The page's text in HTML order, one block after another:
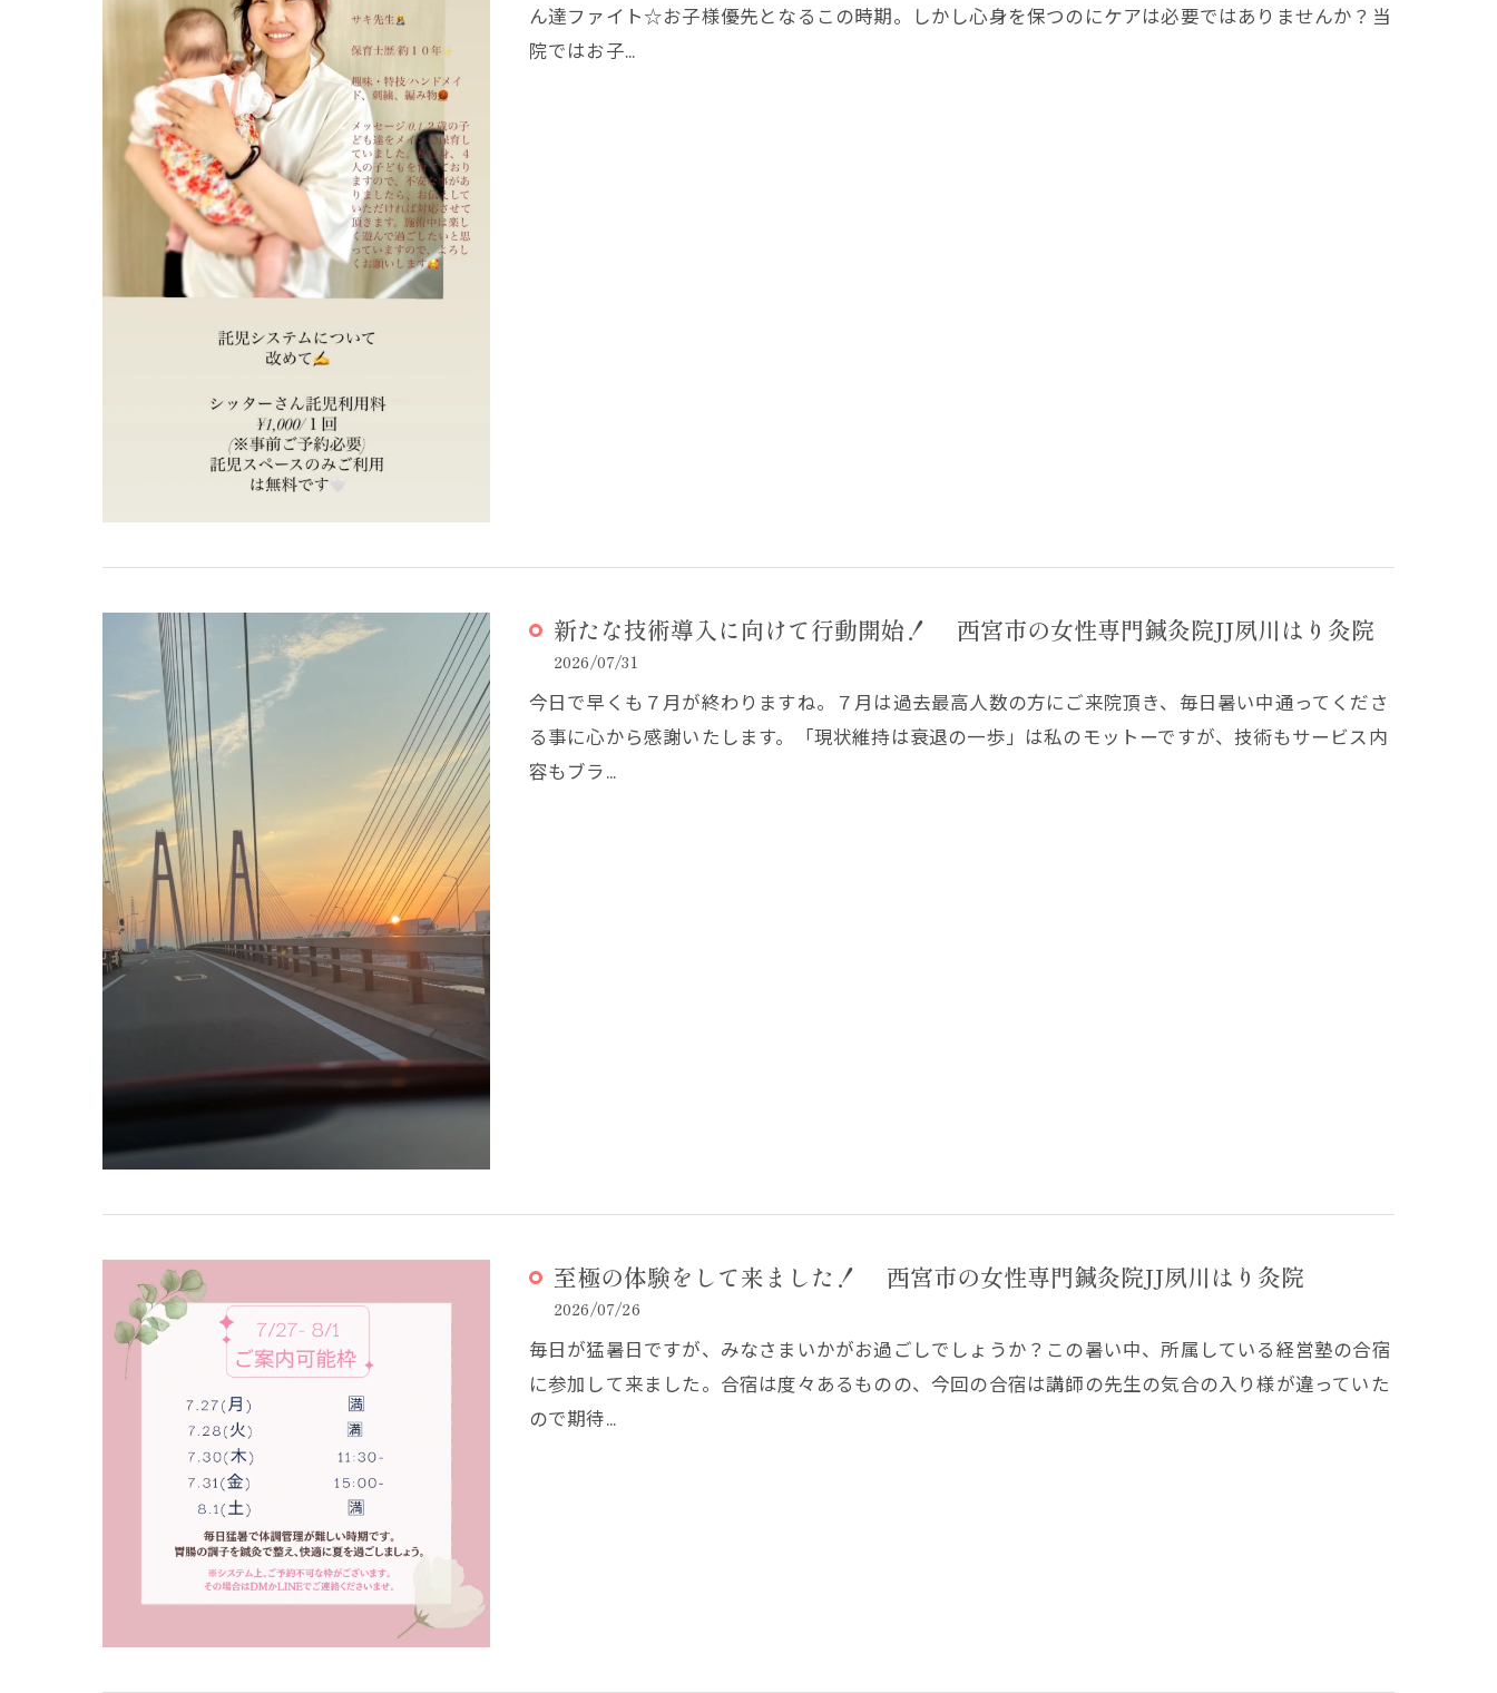
ん達ファイト☆お子様優先となるこの時期。しかし心身を保つのにケアは必要ではありませんか？当
院ではお子…
新たな技術導入に向けて行動開始！ 西宮市の女性専門鍼灸院JJ夙川はり灸院
2026/07/31
今日で早くも７月が終わりますね。７月は過去最高人数の方にご来院頂き、毎日暑い中通ってくださ
る事に心から感謝いたします。「現状維持は衰退の一歩」は私のモットーですが、技術もサービス内
容もブラ…
至極の体験をして来ました！ 西宮市の女性専門鍼灸院JJ夙川はり灸院
2026/07/26
毎日が猛暑日ですが、みなさまいかがお過ごしでしょうか？この暑い中、所属している経営塾の合宿
に参加して来ました。合宿は度々あるものの、今回の合宿は講師の先生の気合の入り様が違っていた
ので期待…
お気軽にお問い合わせください
お気軽にお問い合わせください